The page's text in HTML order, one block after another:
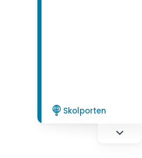
Skolporten